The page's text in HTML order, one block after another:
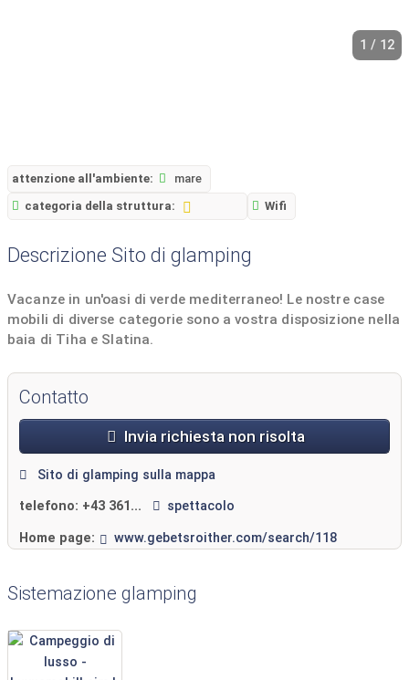
1 / 12
attenzione all'ambiente:
mare
categoria della struttura:
Wifi
Descrizione Sito di glamping
Vacanze in un'oasi di verde mediterraneo! Le nostre case
mobili di diverse categorie sono a vostra disposizione nella
baia di Tiha e Slatina.
Contatto
Invia richiesta non risolta
Sito di glamping sulla mappa
telefono: +43 361... spettacolo
Home page: www.gebetsroither.com/search/118
Sistemazione glamping